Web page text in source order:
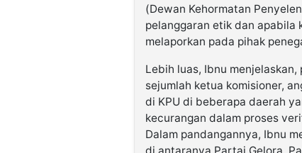
(Dewan Kehormatan
pelanggaran etik dan apabila
melaporkan pada pihak
Lebih luas, Ibnu
sejumlah ketua komisioner,
di KPU di beberapa daerah
kecurangan dalam proses
Dalam pandangannya, Ibnu